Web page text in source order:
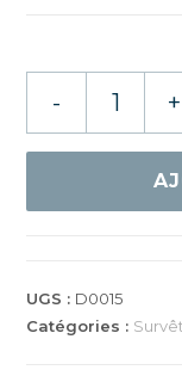
SURVÊTEMENT
- +
UGS : D0015
Catégories :